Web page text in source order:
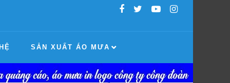
SẢN XUẤT ÁO MƯA